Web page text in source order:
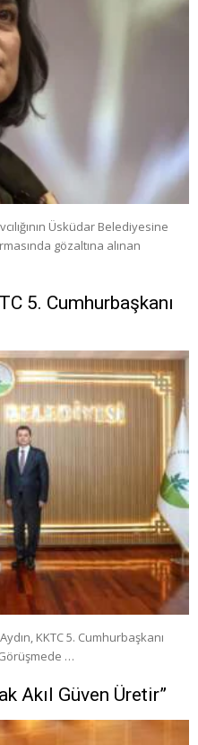
Üsküdar Belediyesine
gözaltına alınan
5. Cumhurbaşkanı
KKTC 5. Cumhurbaşkanı
…
Akıl Güven Üretir”